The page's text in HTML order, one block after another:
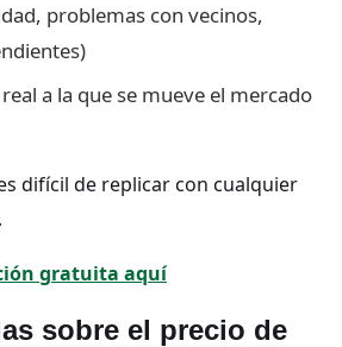
problemas con vecinos,
a la que se mueve el mercado
difícil de replicar con cualquier
gratuita aquí
sobre el precio de